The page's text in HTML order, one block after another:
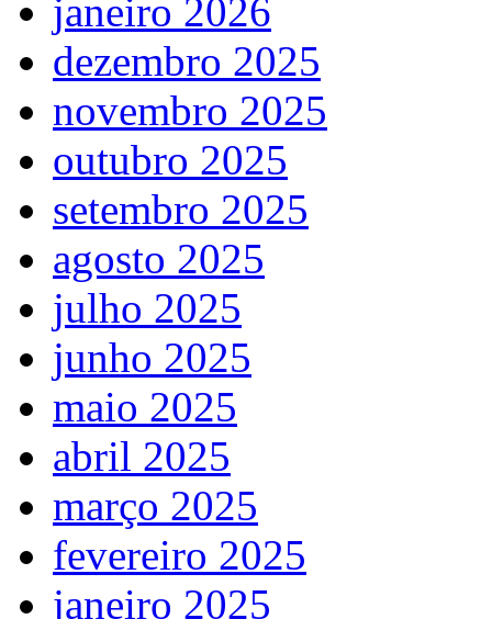
janeiro 2026
dezembro 2025
novembro 2025
outubro 2025
setembro 2025
agosto 2025
julho 2025
junho 2025
maio 2025
abril 2025
março 2025
fevereiro 2025
janeiro 2025